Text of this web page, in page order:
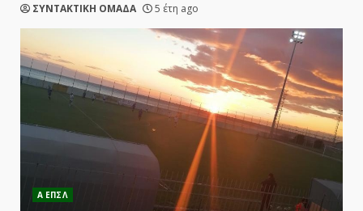
ΣΥΝΤΑΚΤΙΚΗ ΟΜΑΔΑ 5 έτη ago
Α ΕΠΣΛ